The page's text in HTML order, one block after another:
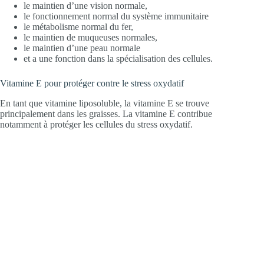
le maintien d’une vision normale,
le fonctionnement normal du système immunitaire
le métabolisme normal du fer,
le maintien de muqueuses normales,
le maintien d’une peau normale
et a une fonction dans la spécialisation des cellules.
Vitamine E pour protéger contre le stress oxydatif
En tant que vitamine liposoluble, la vitamine E se trouve
principalement dans les graisses. La vitamine E contribue
notamment à protéger les cellules du stress oxydatif.